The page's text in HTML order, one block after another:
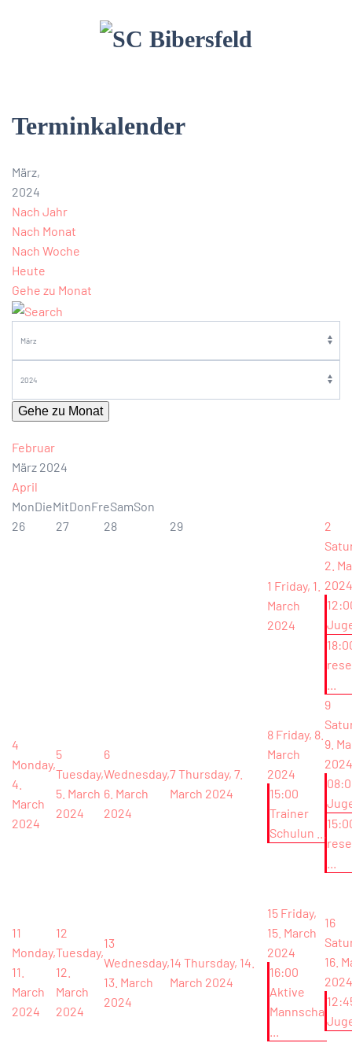
Terminkalender
März,
2024
Nach Jahr
Nach Monat
Nach Woche
Heute
Gehe zu Monat
Gehe zu Monat
Februar
März 2024
April
MonDieMitDonFreSamSon
26
27 28 29
1 Friday, 1.
March
2024
2
2.
2024
4
Monday,
4.
March
2024
5
Tuesday,
5. March
2024
6
Wednesday,
6. March
2024
7Thursday, 7.
March 2024
8 Friday, 8.
March
2024
15:00
Trainer
Schulun ...
9
9.
2024
11
Monday,
11.
March
2024
12
Tuesday,
12.
March
2024
13
Wednesday,
13. March
2024
14 Thursday, 14.
March 2024
15 Friday,
15. March
2024
16:00
Aktive
Mannscha
16
16.
2024